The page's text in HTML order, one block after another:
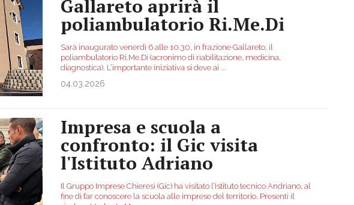
Gallareto aprirà il
poliambulatorio Ri.Me.Di
Sarà inaugurato venerdì 6 alle 10.30, in frazione Gallareto, il
poliambulatorio Ri.Me.Di (acronimo di riabilitazione, medicina,
diagnostica). L’importante iniziativa si deve ai
04.03.2026
Impresa e scuola a
confronto: il Gic visita
l'Istituto Adriano
Il Gruppo Imprese Chieresi (Gic) ha visitato l’Istituto tecnico Andriano, al
fine di far conoscere la scuola alle imprese del territorio. Presenti il